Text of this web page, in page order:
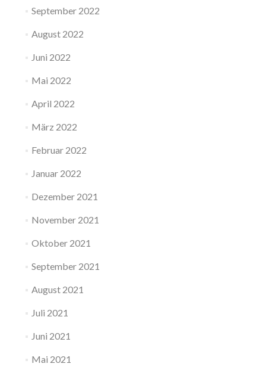
September 2022
August 2022
Juni 2022
Mai 2022
April 2022
März 2022
Februar 2022
Januar 2022
Dezember 2021
November 2021
Oktober 2021
September 2021
August 2021
Juli 2021
Juni 2021
Mai 2021